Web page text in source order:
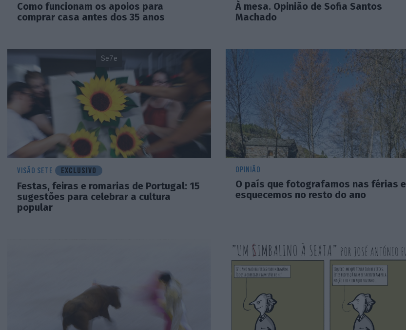
Como funcionam os apoios para
comprar casa antes dos 35 anos
À mesa. Opinião de Sofia Santos
Machado
Se7e
VISÃO SETE EXCLUSIVO
Festas, feiras e romarias de Portugal: 15
sugestões para celebrar a cultura
popular
OPINIÃO
O país que fotografamos nas férias e
esquecemos no resto do ano